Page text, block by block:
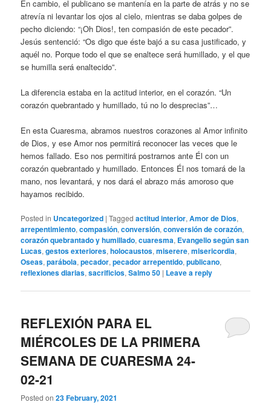
En cambio, el publicano se mantenía en la parte de atrás y no se
atrevía ni levantar los ojos al cielo, mientras se daba golpes de
pecho diciendo: “¡Oh Dios!, ten compasión de este pecador”.
Jesús sentenció: “Os digo que éste bajó a su casa justificado, y
aquél no. Porque todo el que se enaltece será humillado, y el que
se humilla será enaltecido”.
La diferencia estaba en la actitud interior, en el corazón. “Un
corazón quebrantado y humillado, tú no lo desprecias”…
En esta Cuaresma, abramos nuestros corazones al Amor infinito
de Dios, y ese Amor nos permitirá reconocer las veces que le
hemos fallado. Eso nos permitirá postrarnos ante Él con un
corazón quebrantado y humillado. Entonces Él nos tomará de la
mano, nos levantará, y nos dará el abrazo más amoroso que
hayamos recibido.
Posted in Uncategorized |Tagged actitud interior,Amor de Dios,
arrepentimiento,compasión,conversión,conversión de corazón,
corazón quebrantado y humillado,cuaresma, Evangelio según san
Lucas,gestos exteriores,holocaustos,miserere,misericordia,
Oseas,parábola,pecador,pecador arrepentido,publicano,
reflexiones diarias,sacrificios,Salmo 50 | Leave a reply
REFLEXIÓN PARA EL
MIÉRCOLES DE LA PRIMERA
SEMANA DE CUARESMA 24-
02-21
Posted on23 February, 2021